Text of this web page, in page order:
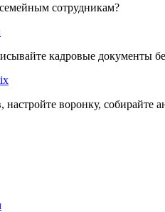
сотрудникам?
кадровые документы
воронку, собирайте